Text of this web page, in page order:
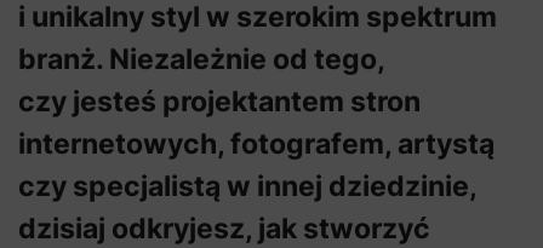
i unikalny styl w szerokim spektrum
branż. Niezależnie od tego,
czy jesteś projektantem stron
internetowych, fotografem, artystą
czy specjalistą w innej dziedzinie,
dzisiaj odkryjesz, jak stworzyć